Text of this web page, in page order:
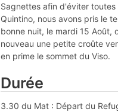
Sagnettes afin d'éviter
Quintino, nous avons pris le
bonne nuit, le mardi 15 Août,
nouveau une petite croûte
en prime le sommet du Viso.
Durée
3.30 du Mat : Départ du